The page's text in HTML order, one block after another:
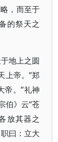
，而至于
的祭天之
地上之圆
上帝。”郑
帝。”礼神
伯》云“苍
放其器之
曰：立大